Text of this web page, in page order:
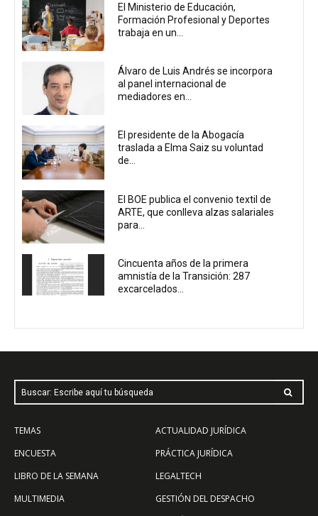
El Ministerio de Educación,
Formación Profesional y Deportes
trabaja en un...
Álvaro de Luis Andrés se incorpora
al panel internacional de
mediadores en...
El presidente de la Abogacía
traslada a Elma Saiz su voluntad
de...
El BOE publica el convenio textil de
ARTE, que conlleva alzas salariales
para...
Cincuenta años de la primera
amnistía de la Transición: 287
excarcelados...
Buscar: Escribe aquí tu búsqueda
TEMAS
ENCUESTA
LIBRO DE LA SEMANA
MULTIMEDIA
ACTUALIDAD JURÍDICA
PRÁCTICA JURÍDICA
LEGALTECH
GESTIÓN DEL DESPACHO